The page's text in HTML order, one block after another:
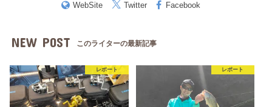
WebSite Twitter Facebook
NEW POST このライターの最新記事
レポート レポート